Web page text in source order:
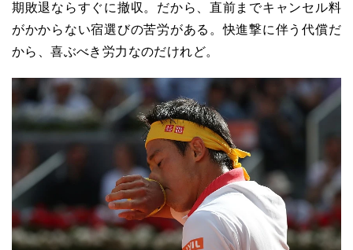
期敗退ならすぐに撤収。だから、直前までキャンセル料
がかからない宿選びの苦労がある。快進撃に伴う代償だ
から、喜ぶべき労力なのだけれど。